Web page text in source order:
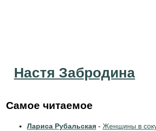
Настя Забродина
Самое читаемое
Лариса Рубальская - Женщины в